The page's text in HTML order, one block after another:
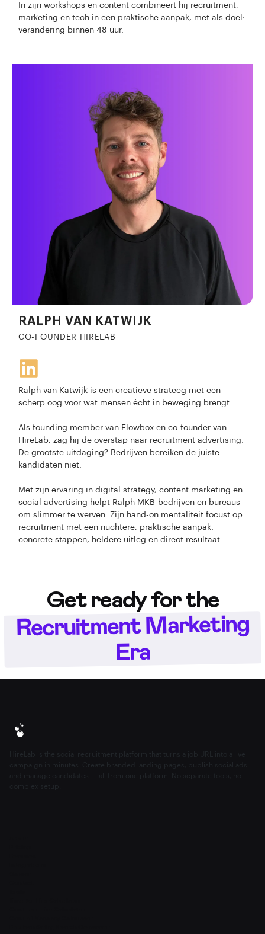
In zijn workshops en content combineert hij recruitment,
marketing en tech in een praktische aanpak, met als doel:
verandering binnen 48 uur.
RALPH VAN KATWIJK
CO-FOUNDER HIRELAB
Ralph van Katwijk is een creatieve strateeg met een
scherp oog voor wat mensen écht in beweging brengt.
Als founding member van Flowbox en co-founder van
HireLab, zag hij de overstap naar recruitment advertising.
De grootste uitdaging? Bedrijven bereiken de juiste
kandidaten niet.
Met zijn ervaring in digital strategy, content marketing en
social advertising helpt Ralph MKB-bedrijven en bureaus
om slimmer te werven. Zijn hand-on mentaliteit focust op
recruitment met een nuchtere, praktische aanpak:
concrete stappen, heldere uitleg en direct resultaat.
Get ready for the
Recruitment Marketing
Era